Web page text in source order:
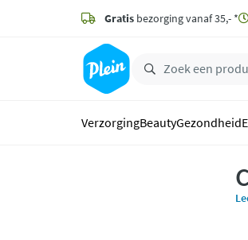
zoeken
hoofdinhoud
Gratis bezorging vanaf 35,- *
VerzorgingBeautyGezondheid